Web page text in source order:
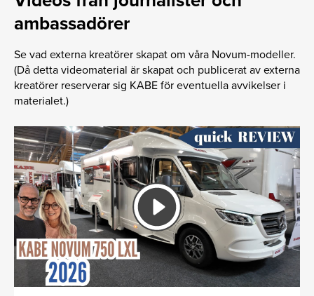
ambassadörer
Se vad externa kreatörer skapat om våra Novum-modeller.
(Då detta videomaterial är skapat och publicerat av externa
kreatörer reserverar sig KABE för eventuella avvikelser i
materialet.)